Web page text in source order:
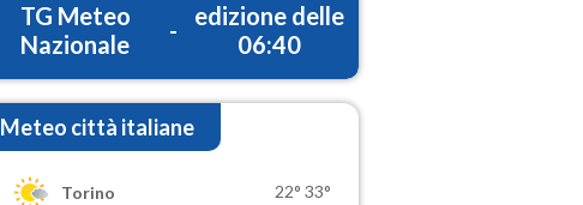
TG Meteo
Nazionale
-
edizione delle
06:40
Meteo città italiane
Torino 22° 33°